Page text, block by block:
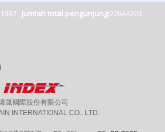
Jumlah total pengunjung:27644203
晟國際股份有限公司
INTERNATIONAL CO., LTD.